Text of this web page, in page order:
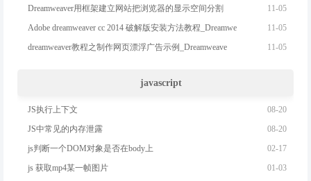
Dreamweaver用框架建立网站把浏览器的显示空间分割 11-05
Adobe dreamweaver cc 2014 破解版安装方法教程_Dreamwe 11-05
dreamweaver教程之制作网页漂浮广告示例_Dreamweave 11-05
javascript
JS执行上下文 08-20
JS中常见的内存泄露 08-20
js判断一个DOM对象是否在body上 02-17
js 获取mp4某一帧图片 01-03